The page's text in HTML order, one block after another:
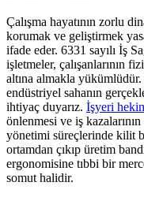
Çalışma hayatının zorlu
korumak ve geliştirmek
ifade eder. 6331 sayılı İş
işletmeler, çalışanlarının
altına almakla
endüstriyel sahanın
ihtiyaç duyarız. İşyeri
önlenmesi ve iş
yönetimi süreçlerinde kilit
ortamdan çıkıp üretim
ergonomisine tıbbi bir
somut halidir.